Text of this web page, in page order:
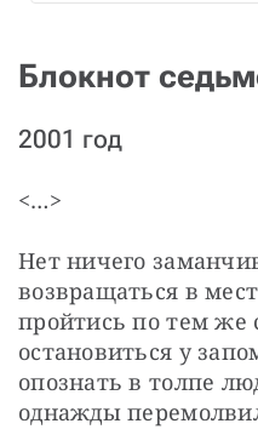
Блокнот
2001 год
<…>
Нет ничего
возвращаться в
пройтись по тем
остановиться у
опознать в толпе
однажды